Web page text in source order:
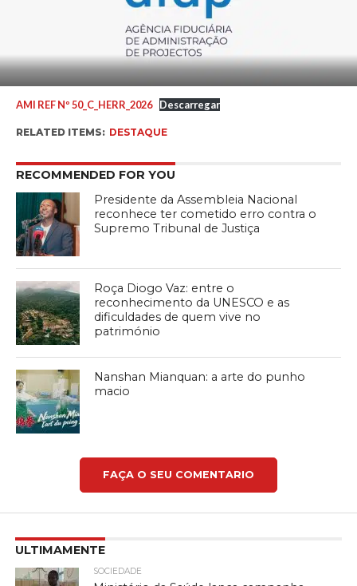
AMI REF Nº 50_C_HERR_2026 Descarregar
RELATED ITEMS: DESTAQUE
RECOMMENDED FOR YOU
Presidente da Assembleia Nacional
reconhece ter cometido erro contra o
Supremo Tribunal de Justiça
Roça Diogo Vaz: entre o
reconhecimento da UNESCO e as
dificuldades de quem vive no
património
Nanshan Mianquan: a arte do punho
macio
FAÇA O SEU COMENTARIO
ULTIMAMENTE
SOCIEDADE